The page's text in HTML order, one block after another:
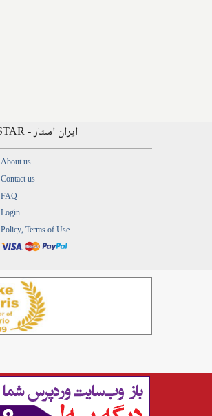
IRAN STAR - ایران استار
About us
Contact us
FAQ
Login
Policy, Terms of Use